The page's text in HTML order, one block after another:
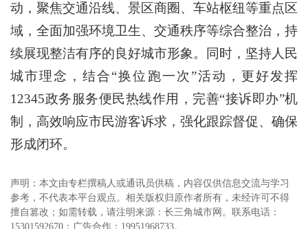
动，聚焦交通沿线、景区商圈、车站枢纽等重点区
域，全面加强环境卫生、交通秩序等综合整治，持
续展现整洁有序的良好城市形象。同时，坚持人民
城市理念，结合“换位跑一次”活动，更好发挥
12345政务服务便民热线作用，完善“接诉即办”机
制，高效响应市民游客诉求，强化跟踪督促、确保
形成闭环。
声明：本文由专栏撰稿人或通讯员供稿，内容仅供信息交流与学习
参考，不代表本平台观点。相关版权归原作者所有，未经许可不得
擅自篡改；如需转载，请注明来源：长三角城市网。联系电话：
15301592670；广告合作：19951968733。